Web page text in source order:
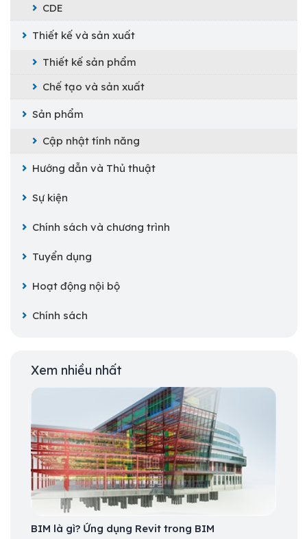
CDE
Thiết kế và sản xuất
Thiết kế sản phẩm
Chế tạo và sản xuất
Sản phẩm
Cập nhật tính năng
Hướng dẫn và Thủ thuật
Sự kiện
Chính sách và chương trình
Tuyển dụng
Hoạt động nội bộ
Chính sách
Xem nhiều nhất
BIM là gì? Ứng dụng Revit trong BIM